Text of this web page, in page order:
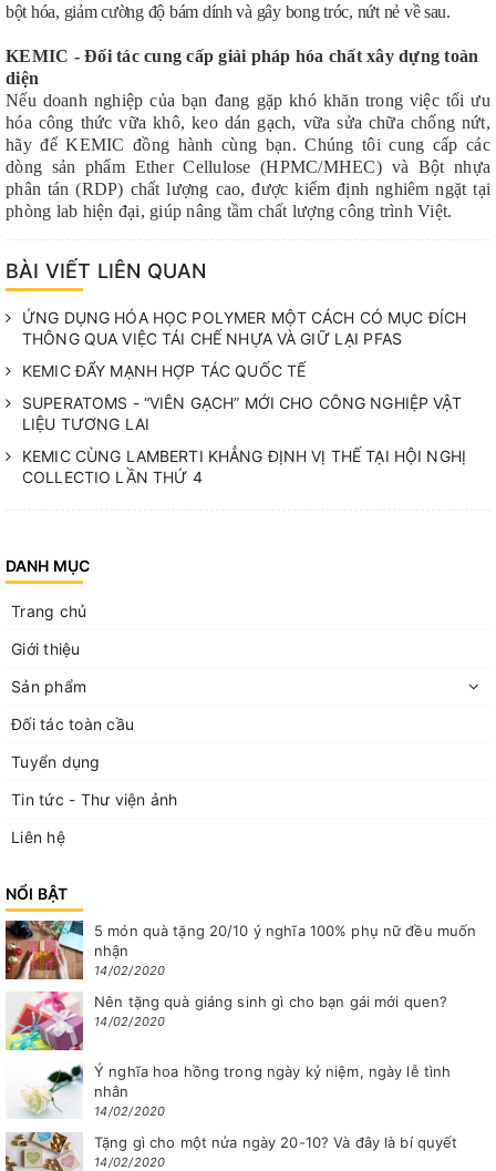
bột hóa, giảm cường độ bám dính và gây bong tróc, nứt nẻ về sau.
KEMIC - Đối tác cung cấp giải pháp hóa chất xây dựng toàn
diện
Nếu doanh nghiệp của bạn đang gặp khó khăn trong việc tối ưu
hóa công thức vữa khô, keo dán gạch, vữa sửa chữa chống nứt,
hãy để KEMIC đồng hành cùng bạn. Chúng tôi cung cấp các
dòng sản phẩm Ether Cellulose (HPMC/MHEC) và Bột nhựa
phân tán (RDP) chất lượng cao, được kiểm định nghiêm ngặt tại
phòng lab hiện đại, giúp nâng tầm chất lượng công trình Việt.
BÀI VIẾT LIÊN QUAN
ỨNG DỤNG HÓA HỌC POLYMER MỘT CÁCH CÓ MỤC ĐÍCH
THÔNG QUA VIỆC TÁI CHẾ NHỰA VÀ GIỮ LẠI PFAS
KEMIC ĐẨY MẠNH HỢP TÁC QUỐC TẾ
SUPERATOMS - “VIÊN GẠCH” MỚI CHO CÔNG NGHIỆP VẬT
LIỆU TƯƠNG LAI
KEMIC CÙNG LAMBERTI KHẲNG ĐỊNH VỊ THẾ TẠI HỘI NGHỊ
COLLECTIO LẦN THỨ 4
DANH MỤC
Trang chủ
Giới thiệu
Sản phẩm
Đối tác toàn cầu
Tuyển dụng
Tin tức - Thư viện ảnh
Liên hệ
NỔI BẬT
5 món quà tặng 20/10 ý nghĩa 100% phụ nữ đều muốn
nhận
14/02/2020
Nên tặng quà giáng sinh gì cho bạn gái mới quen?
14/02/2020
Ý nghĩa hoa hồng trong ngày kỷ niệm, ngày lễ tình
nhân
14/02/2020
Tặng gì cho một nửa ngày 20-10? Và đây là bí quyết
14/02/2020